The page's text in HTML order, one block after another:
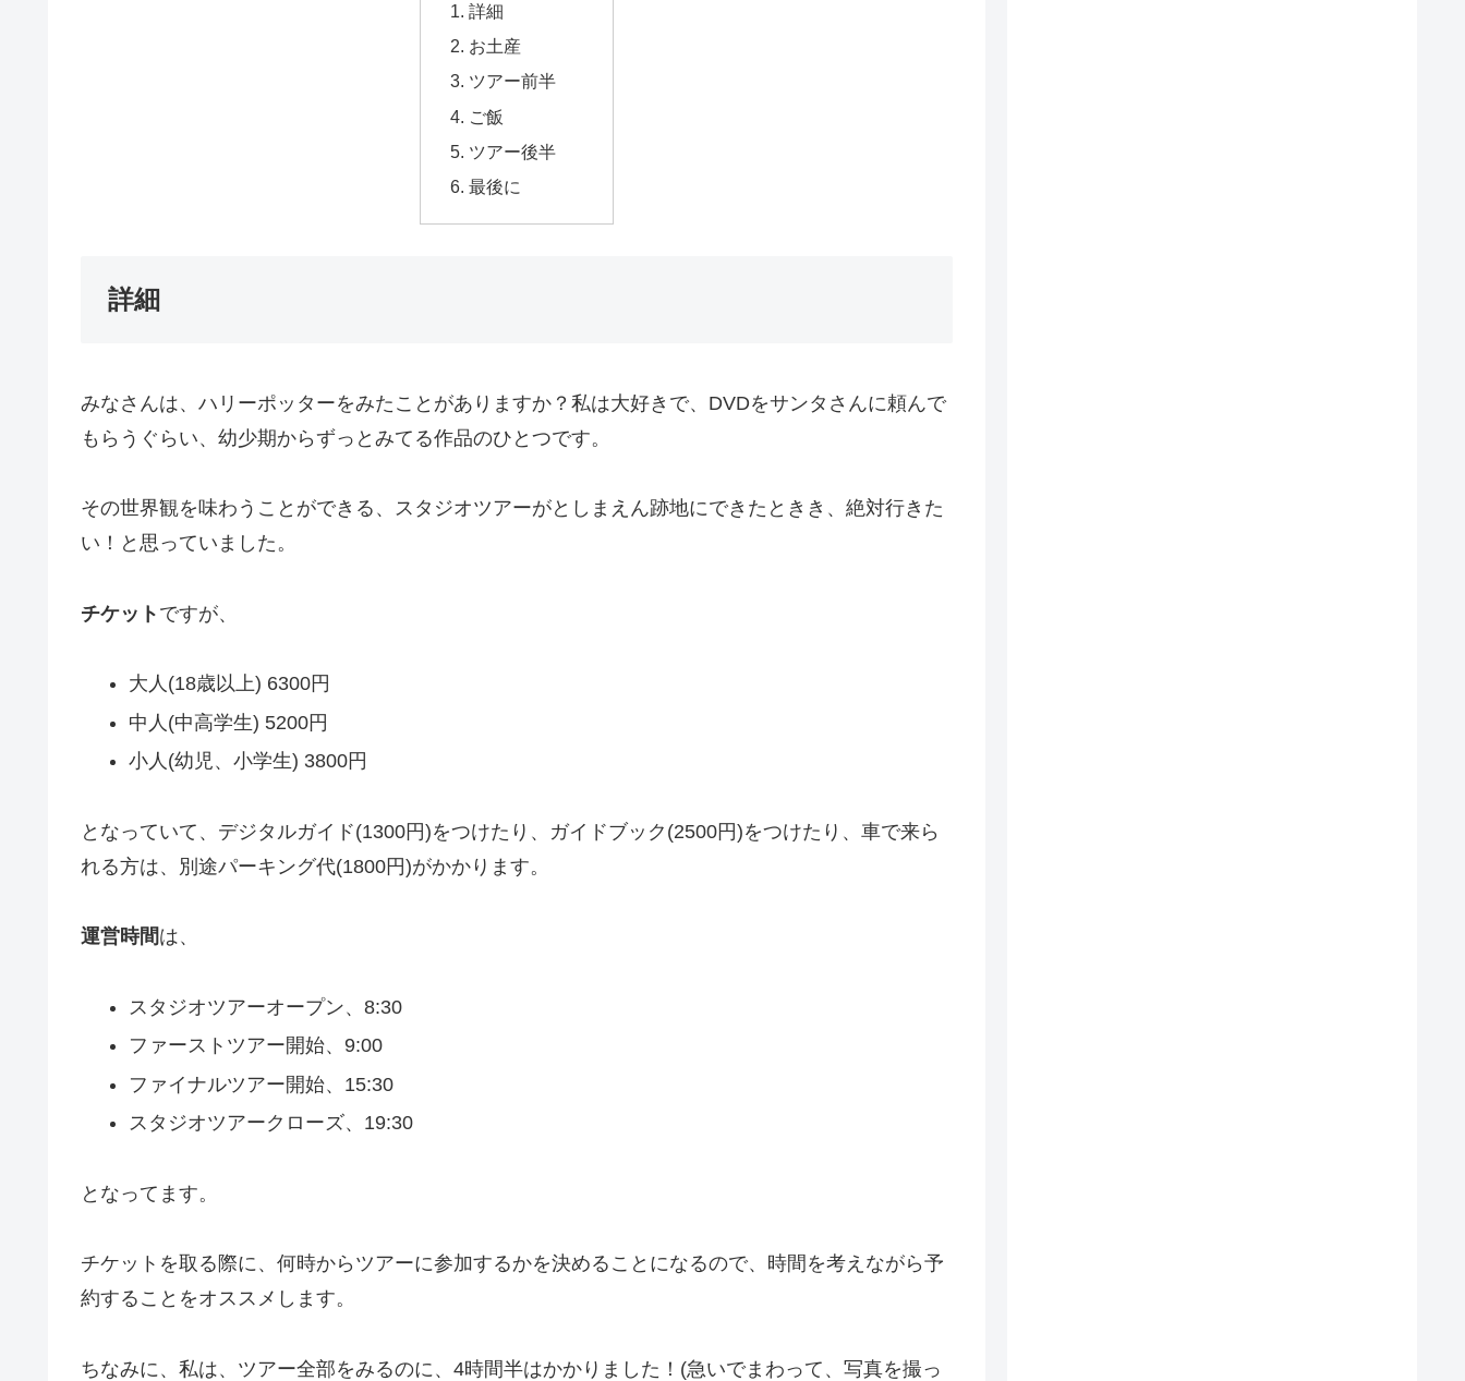
詳細
お土産
ツアー前半
ご飯
ツアー後半
最後に
詳細
みなさんは、ハリーポッターをみたことがありますか？私は大好きで、DVDをサンタさんに頼んで
もらうぐらい、幼少期からずっとみてる作品のひとつです。
その世界観を味わうことができる、スタジオツアーがとしまえん跡地にできたときき、絶対行きた
い！と思っていました。
チケット ですが、
大人(18歳以上) 6300円
中人(中高学生) 5200円
小人(幼児、小学生) 3800円
となっていて、デジタルガイド(1300円)をつけたり、ガイドブック(2500円)をつけたり、車で来ら
れる方は、別途パーキング代(1800円)がかかります。
運営時間は、
スタジオツアーオープン、8:30
ファーストツアー開始、9:00
ファイナルツアー開始、15:30
スタジオツアークローズ、19:30
となってます。
チケットを取る際に、何時からツアーに参加するかを決めることになるので、時間を考えながら予
約することをオススメします。
ちなみに、私は、ツアー全部をみるのに、4時間半はかかりました！(急いでまわって、写真を撮っ